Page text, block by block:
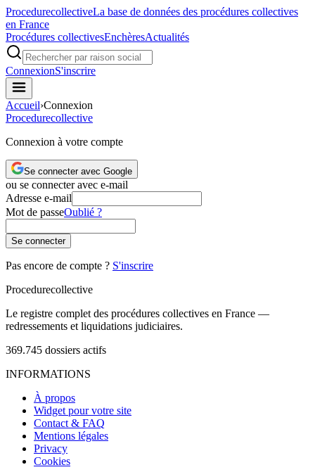
ProcedurecollectiveLa base de données des procédures collectives
en France
Procédures collectivesEnchèresActualités
ConnexionS'inscrire
Accueil›Connexion
Procedurecollective
Connexion à votre compte
Se connecter avec Google
ou se connecter avec e-mail
Adresse e-mail
Mot de passeOublié ?
Se connecter
Pas encore de compte ? S'inscrire
Procedurecollective
Le registre complet des procédures collectives en France —
redressements et liquidations judiciaires.
369.745 dossiers actifs
INFORMATIONS
À propos
Widget pour votre site
Contact & FAQ
Mentions légales
Privacy
Cookies